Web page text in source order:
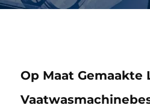
Op Maat Gemaakte